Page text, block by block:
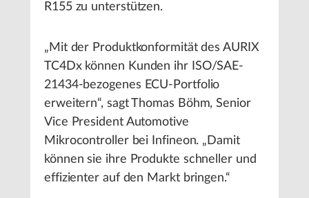
R155 zu unterstützen.
„Mit der Produktkonformität des AURIX
TC4Dx können Kunden ihr ISO/SAE-
21434-bezogenes ECU-Portfolio
erweitern“, sagt Thomas Böhm, Senior
Vice President Automotive
Mikrocontroller bei Infineon. „Damit
können sie ihre Produkte schneller und
effizienter auf den Markt bringen.“